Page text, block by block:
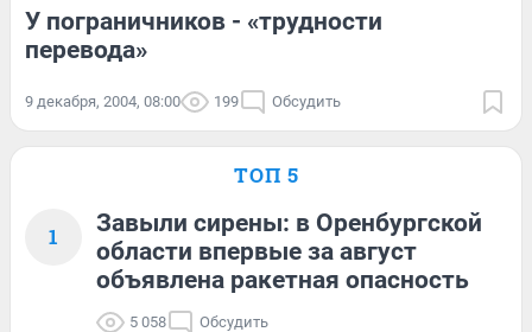
У пограничников - «трудности
перевода»
9 декабря, 2004, 08:00 199 Обсудить
ТОП 5
1
Завыли сирены: в Оренбургской
области впервые за август
объявлена ракетная опасность
5 058 Обсудить